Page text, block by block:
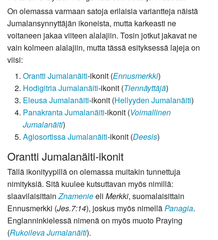
On olemassa varmaan satoja erilaisia variantteja näistä
Jumalansynnyttäjän ikoneista, mutta karkeasti ne
voitaneen jakaa viiteen alalajiin. Tosin jotkut jakavat ne
vain kolmeen alalajiin, mutta tässä esityksessä lajeja on
viisi:
Orantti Jumalanäiti-ikonit (Ennusmerkki)
Hodigitria Jumalanäiti-ikonit (Tiennäyttäjä)
Eleusa Jumalanäiti-ikonit (Hellyyden Jumalanäiti)
Panakranta Jumalanäiti-ikonit (Voimallinen
Jumalanäiti)
Agiosortissa Jumalanäiti-ikonit (Deesis)
Orantti Jumalanäiti-ikonit
Tällä ikonityypillä on olemassa muitakin tunnettuja
nimityksiä. Sitä kuulee kutsuttavan myös nimillä:
slaavilaisittain Znamenieeli Merkki, suomalaisittain
Ennusmerkki (Jes.7:14), joskus myös nimellä Panagia.
Englanninkielessä nimenä on myös muoto Praying
(Rukoileva Jumalanäiti).